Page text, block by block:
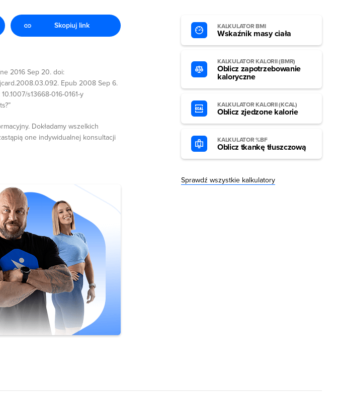
2016 Sep 20. doi:
Epub 2008 Sep 6.
s13668-016-0161-y
Dokładamy wszelkich
one indywidualnej konsultacji
Skopiuj link KALKULATOR BMI
Wskaźnik masy ciała
KALKULATOR KALORII (BMR)
Oblicz zapotrzebowanie
kaloryczne
KALKULATOR KALORII (KCAL)
Oblicz zjedzone kalorie
KALKULATOR %BF
Oblicz tkankę tłuszczową
Sprawdź wszystkie kalkulatory